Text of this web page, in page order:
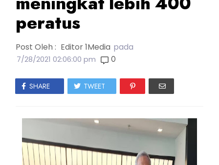
peratus
Post Oleh : Editor 1Media pada
7/28/2021 02:06:00 pm 0
SHARE TWEET